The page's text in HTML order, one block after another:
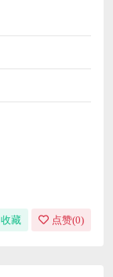
收藏 点赞(0)